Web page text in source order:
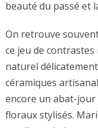
beauté du passé et
On retrouve
ce jeu de
naturel
céramiques
encore un abat-
floraux stylisés.